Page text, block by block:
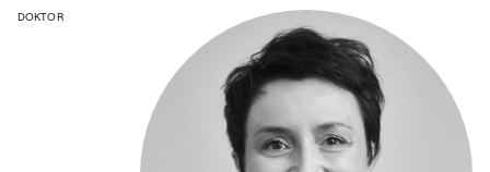
dr hab. Monika Stachurska, Assistant
DOKTOR